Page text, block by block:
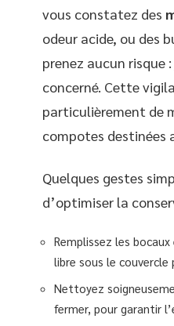
vous constatez des
odeur acide, ou des
prenez aucun risque
concerné. Cette
particulièrement de
compotes destinées
Quelques gestes
d’optimiser la
Remplissez les
libre sous le
Nettoyez
fermer, pour garantir